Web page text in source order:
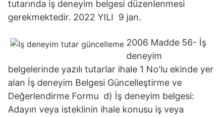
tutarında iş deneyim belgesi düzenlenmesi
gerekmektedir. 2022 YILI 9 jan.
2006 Madde 56- İş
deneyim
belgelerinde yazılı tutarlar ihale 1 No'lu ekinde yer
alan İş deneyim Belgesi Güncelleştirme ve
Değerlendirme Formu d) İş deneyim belgesi:
Adayın veya isteklinin ihale konusu iş veya